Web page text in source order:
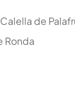
de
Ronda